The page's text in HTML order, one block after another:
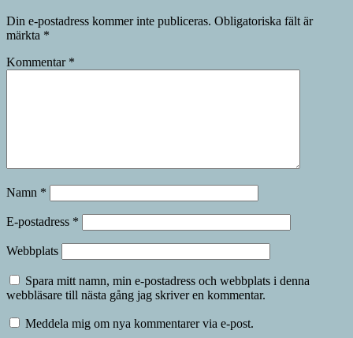
Din e-postadress kommer inte publiceras. Obligatoriska fält är
märkta *
Kommentar *
Namn *
E-postadress *
Webbplats
Spara mitt namn, min e-postadress och webbplats i denna
webbläsare till nästa gång jag skriver en kommentar.
Meddela mig om nya kommentarer via e-post.